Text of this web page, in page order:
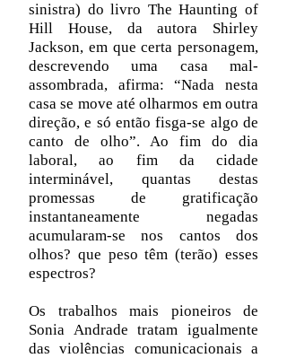
sinistra) do livro The Haunting of
Hill House, da autora Shirley
Jackson, em que certa personagem,
descrevendo uma casa mal-
assombrada, afirma: “Nada nesta
casa se move até olharmos em outra
direção, e só então fisga-se algo de
canto de olho”. Ao fim do dia
laboral, ao fim da cidade
interminável, quantas destas
promessas de gratificação
instantaneamente negadas
acumularam-se nos cantos dos
olhos? que peso têm (terão) esses
espectros?
Os trabalhos mais pioneiros de
Sonia Andrade tratam igualmente
das violências comunicacionais a